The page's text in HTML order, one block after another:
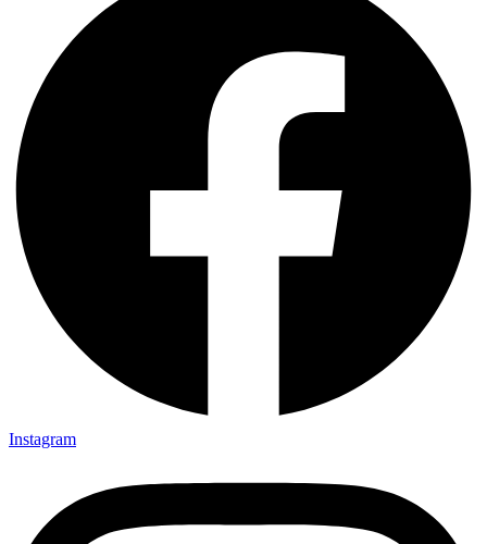
Instagram